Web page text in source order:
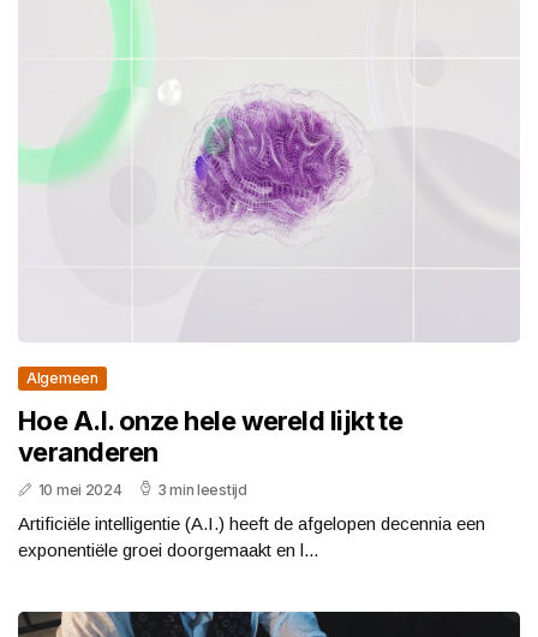
Algemeen
Hoe A.I. onze hele wereld lijkt te
veranderen
10 mei 2024 3 min leestijd
Artificiële intelligentie (A.I.) heeft de afgelopen decennia een
exponentiële groei doorgemaakt en l...